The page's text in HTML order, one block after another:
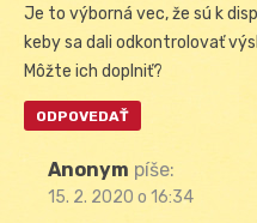
Je to výborná vec, že sú k
keby sa dali odkontrolovať
Môžte ich doplniť?
ODPOVEDAŤ
Anonym píše:
15. 2. 2020 o 16:34